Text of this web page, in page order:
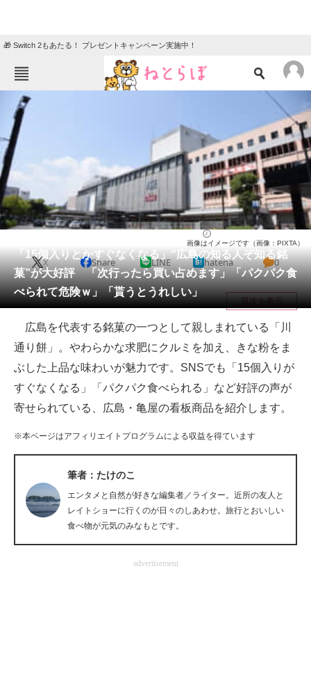
🎁 Switch 2もあたる！ プレゼントキャンペーン実施中！
ねとらぼメニュー
TOP
エンタメ クイズ
グルメ 地域
住まい
動物 リサーチ
会員記事
メディア
注目記事を集めた総合ページ
ITの今と未来を見通す
スマホと通信の最新トレンド
進化するPCとデバイスの未来
好きが集まる 比べて選べる
AI活用のいまが分かる
企業ITのトレンドを詳説
「15個入りとかすぐなくなる」“広島の知る人ぞ知る銘
菓”が大好評 「次行ったら買い占めます」「パクパク食
べられて危険ｗ」「貰うとうれしい」
画像はイメージです（画像：PIXTA）
X Share LINE hatena 0
目次を表示
広島を代表する銘菓の一つとして親しまれている「川
通り餅」。やわらかな求肥にクルミを加え、きな粉をま
ぶした上品な味わいが魅力です。SNSでも「15個入りが
すぐなくなる」「パクパク食べられる」など好評の声が
寄せられている、広島・亀屋の看板商品を紹介します。
※本ページはアフィリエイトプログラムによる収益を得ています
筆者：たけのこ
エンタメと自然が好きな編集者／ライター。近所の友人と
レイトショーに行くのが日々のしあわせ。旅行とおいしい
食べ物が元気のみなもとです。
advertisement